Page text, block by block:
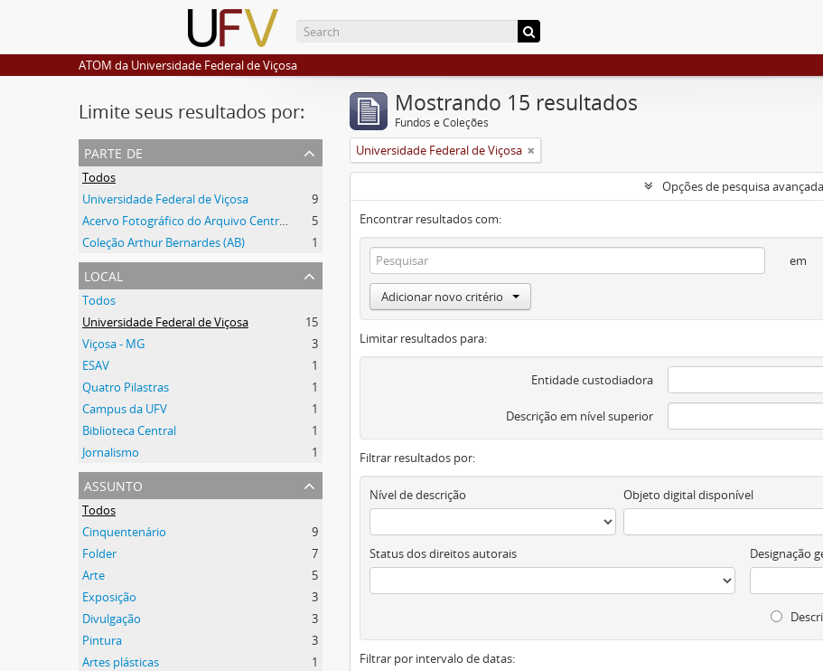
ATOM da Universidade Federal de Viçosa
Limite seus resultados por:
parte de
Todos
Universidade Federal de Viçosa
9
Acervo Fotográfico do Arquivo Central Histórico da UFV
5
Coleção Arthur Bernardes (AB)
1
local
Todos
Universidade Federal de Viçosa
15
Viçosa - MG
3
ESAV
1
Quatro Pilastras
1
Campus da UFV
1
Biblioteca Central
1
Jornalismo
1
assunto
Todos
Cinquentenário
9
Folder
7
Arte
5
Exposição
3
Divulgação
3
Pintura
3
Artes plásticas
1
Mostrando 15 resultados
Fundos e Coleções
Universidade Federal de Viçosa
Opções de pesquisa avançada
Encontrar resultados com:
em
Adicionar novo critério
Limitar resultados para:
Entidade custodiadora
Descrição em nível superior
Filtrar resultados por:
Nível de descrição Objeto digital disponível
Status dos direitos autorais Designação
Filtrar por intervalo de datas: